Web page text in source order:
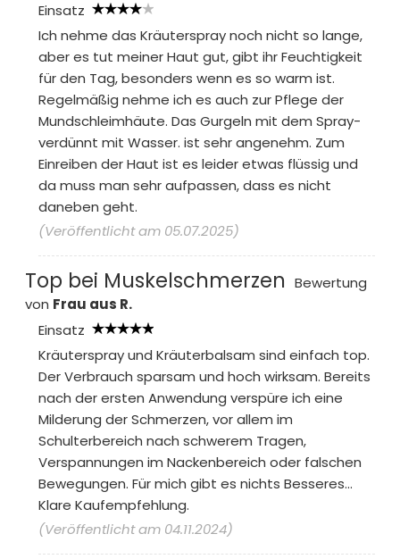
Einsatz
Ich nehme das Kräuterspray noch nicht so lange,
aber es tut meiner Haut gut, gibt ihr Feuchtigkeit
für den Tag, besonders wenn es so warm ist.
Regelmäßig nehme ich es auch zur Pflege der
Mundschleimhäute. Das Gurgeln mit dem Spray-
verdünnt mit Wasser. ist sehr angenehm. Zum
Einreiben der Haut ist es leider etwas flüssig und
da muss man sehr aufpassen, dass es nicht
daneben geht.
(Veröffentlicht am 05.07.2025)
Top bei Muskelschmerzen Bewertung
von Frau aus R.
Einsatz
Kräuterspray und Kräuterbalsam sind einfach top.
Der Verbrauch sparsam und hoch wirksam. Bereits
nach der ersten Anwendung verspüre ich eine
Milderung der Schmerzen, vor allem im
Schulterbereich nach schwerem Tragen,
Verspannungen im Nackenbereich oder falschen
Bewegungen. Für mich gibt es nichts Besseres...
Klare Kaufempfehlung.
(Veröffentlicht am 04.11.2024)